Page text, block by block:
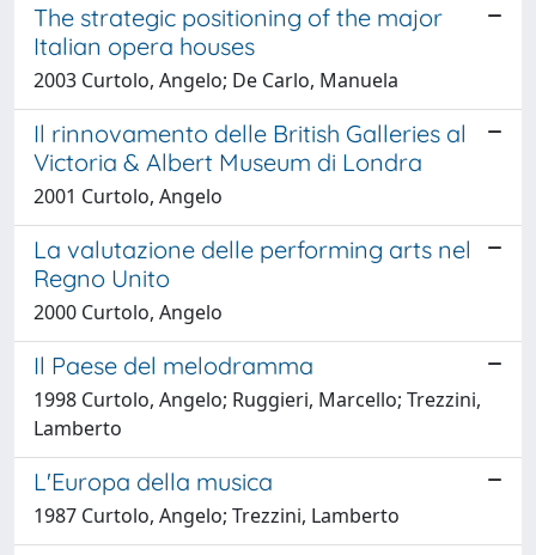
The strategic positioning of the major
Italian opera houses
2003 Curtolo, Angelo; De Carlo, Manuela
Il rinnovamento delle British Galleries al
Victoria & Albert Museum di Londra
2001 Curtolo, Angelo
La valutazione delle performing arts nel
Regno Unito
2000 Curtolo, Angelo
Il Paese del melodramma
1998 Curtolo, Angelo; Ruggieri, Marcello; Trezzini,
Lamberto
L'Europa della musica
1987 Curtolo, Angelo; Trezzini, Lamberto